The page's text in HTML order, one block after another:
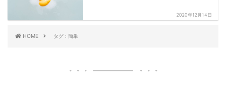
2020年12月14日
HOME タグ : 簡単